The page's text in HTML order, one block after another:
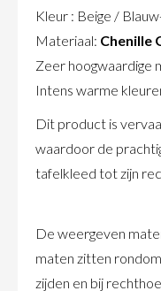
Kleur : Beige /
Materiaal: Chenille
Zeer hoogwaardige
Intens warme
Dit product is
waardoor de
tafelkleed tot zijn
De weergeven
maten zitten
zijden en bij